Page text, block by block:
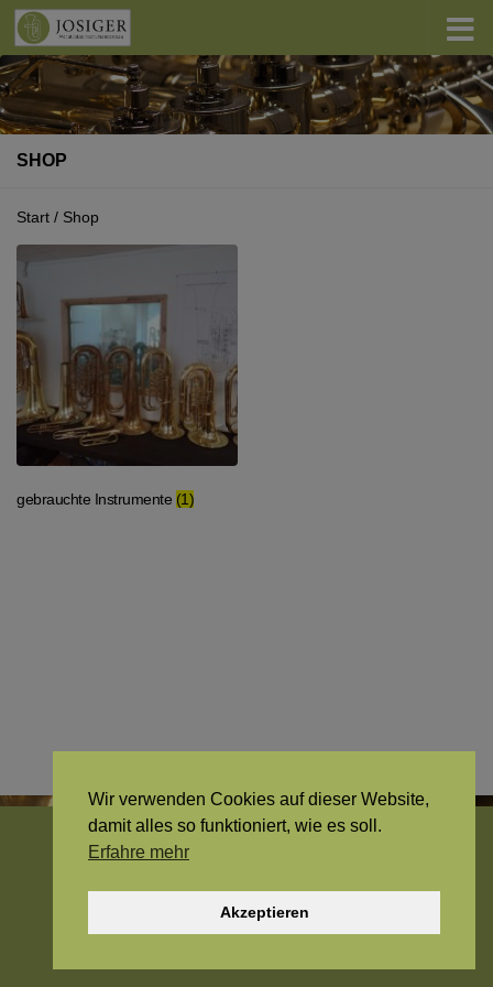
Zum Inhalt springen
SHOP
Start / Shop
gebrauchte Instrumente (1)
Wir verwenden Cookies auf dieser Website,
damit alles so funktioniert, wie es soll.
Erfahre mehr
Akzeptieren